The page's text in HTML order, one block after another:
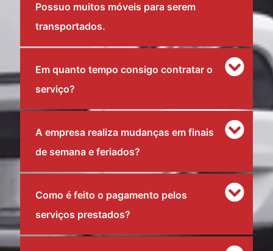
Possuo muitos móveis para serem
transportados.
Em quanto tempo consigo contratar o
serviço?
A empresa realiza mudanças em finais
de semana e feriados?
Como é feito o pagamento pelos
serviços prestados?